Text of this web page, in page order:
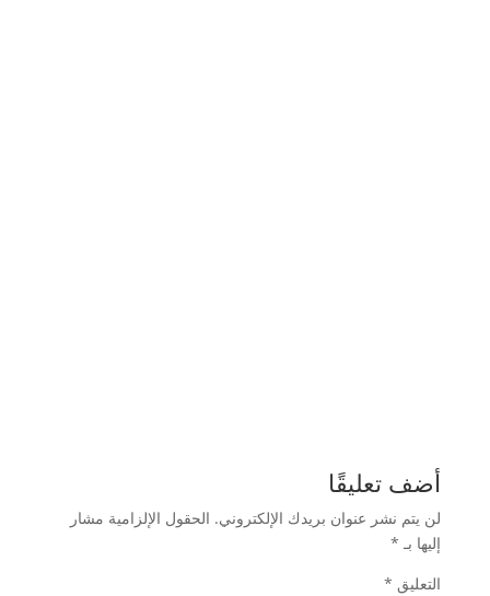
أضف تعليقًا
لن يتم نشر عنوان بريدك الإلكتروني. الحقول الإلزامية مشار
إليها بـ *
التعليق *